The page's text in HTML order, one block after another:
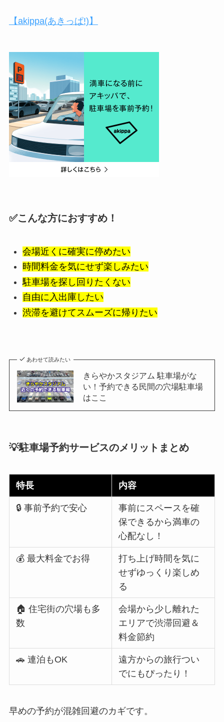
【akippa(あきっぱ!)】
✅こんな方におすすめ！
会場近くに確実に停めたい
時間料金を気にせず楽しみたい
駐車場を探し回りたくない
自由に入出庫したい
渋滞を避けてスムーズに帰りたい
あわせて読みたい
きらやかスタジアム 駐車場がな
い！予約できる民間の穴場駐車場
はここ
💡駐車場予約サービスのメリットまとめ
特長 内容
🔒 事前予約で安心
事前にスペースを確
保できるから満車の
心配なし！
💰 最大料金でお得
打ち上げ時間を気に
せずゆっくり楽しめ
る
🏠 住宅街の穴場も多
数
会場から少し離れた
エリアで渋滞回避＆
料金節約
🚗 連泊もOK
遠方からの旅行つい
でにもぴったり！
早めの予約が混雑回避のカギです。